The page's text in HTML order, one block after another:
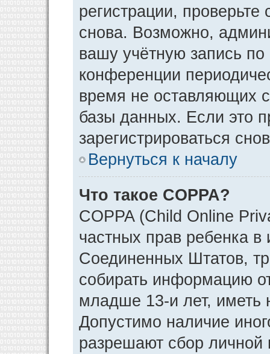
регистрации,
снова. Возможно,
вашу учётную запись
конференции
время не оставляющих
базы данных. Если это
зарегистрироваться
Вернуться к началу
Что такое COPPA?
COPPA (Child Online
частных прав ребенка в
Соединенных Штатов,
собирать информацию
младше 13-и лет, иметь
Допустимо наличие
разрешают сбор